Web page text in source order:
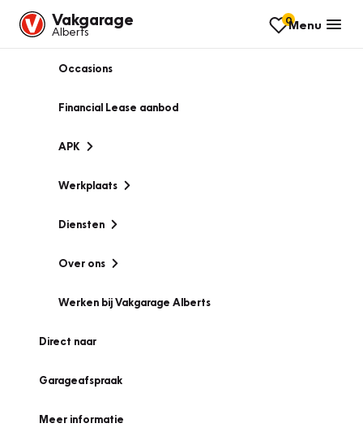
Vakgarage
Alberts
0Menu
Occasions
Financial Lease aanbod
APK
Werkplaats
Diensten
Over ons
Werken bij Vakgarage Alberts
Direct naar
Garageafspraak
Meer informatie